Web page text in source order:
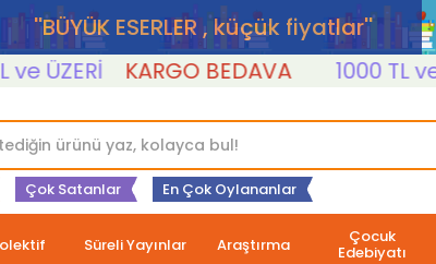
''BÜYÜK ESERLER , küçük fiyatlar''
ÜZERİ KARGO BEDAVA 1000 TL ve
Çok Satanlar En Çok Oylananlar
Süreli Yayınlar Araştırma Çocuk
Edebiyatı